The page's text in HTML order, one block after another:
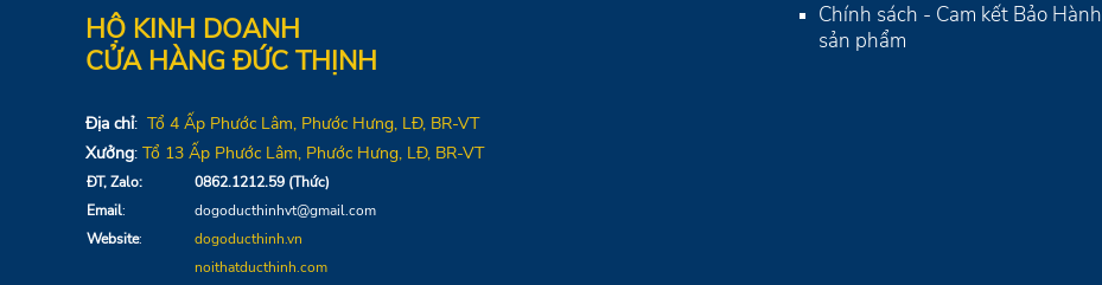
HỘ KINH DOANH
CỬA HÀNG ĐỨC THỊNH
Địa chỉ: Tổ 4 Ấp Phước Lâm, Phước Hưng, LĐ, BR-VT
Xưởng: Tổ 13 Ấp Phước Lâm, Phước Hưng, LĐ, BR-VT
ĐT, Zalo:
0862.1212.59 (Thức)
Email:
dogoducthinhvt@gmail.com
Website:
dogoducthinh.vn
noithatducthinh.com
Chính sách - Cam kết Bảo Hành
sản phẩm